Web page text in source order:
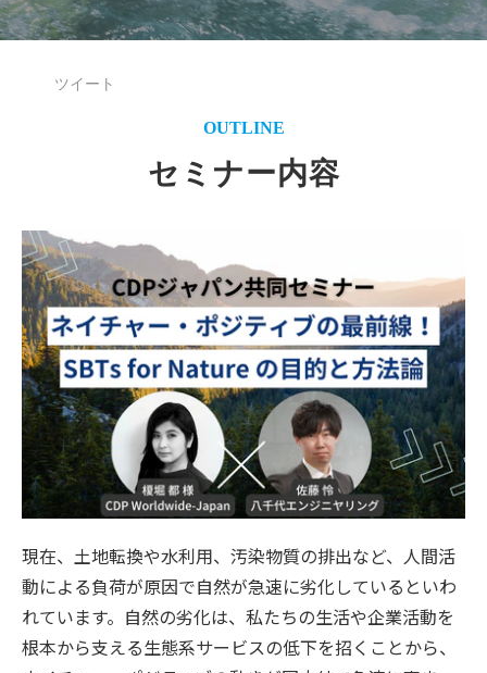
ツイート
OUTLINE
セミナー内容
現在、土地転換や水利用、汚染物質の排出など、人間活
動による負荷が原因で自然が急速に劣化しているといわ
れています。自然の劣化は、私たちの生活や企業活動を
根本から支える生態系サービスの低下を招くことから、